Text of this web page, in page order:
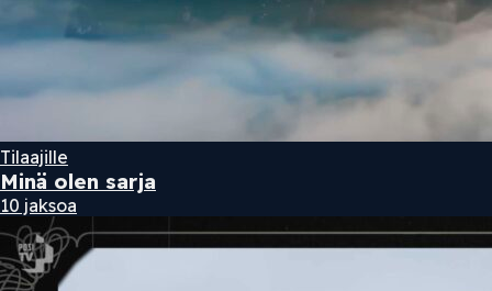
Tilaajille
Minä olen sarja
10 jaksoa